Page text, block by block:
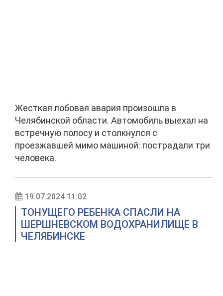
Жесткая лобовая авария произошла в
Челябинской области. Автомобиль выехал на
встречную полосу и столкнулся с
проезжавшей мимо машиной: пострадали три
человека.
19.07.2024 11:02
ТОНУЩЕГО РЕБЕНКА СПАСЛИ НА
ШЕРШНЕВСКОМ ВОДОХРАНИЛИЩЕ В
ЧЕЛЯБИНСКЕ